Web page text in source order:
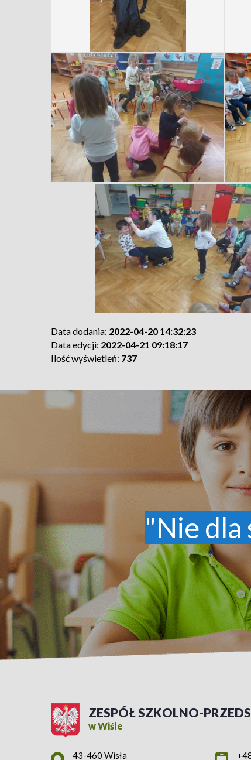
Data dodania: 2022-04-20 14:32:23
Data edycji: 2022-04-21 09:18:17
Ilość wyświetleń: 737
"Nie dla
ZESPÓŁ SZKOLNO-
w Wiśle
Adres pocztowy:
43-460 Wisła